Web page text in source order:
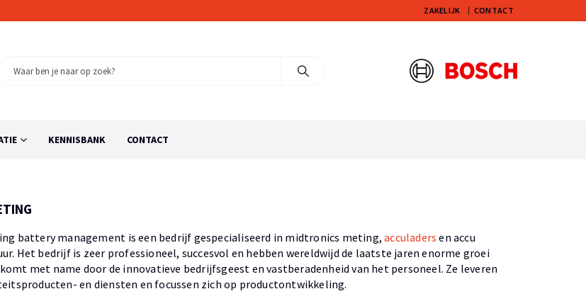
ZAKELIJK CONTACT
KENNISBANK CONTACT
battery management is een bedrijf gespecialiseerd in midtronics meting,acculaders en accu
Het bedrijf is zeer professioneel, succesvol en hebben wereldwijd de laatste jaren enorme groei
met name door de innovatieve bedrijfsgeest en vastberadenheid van het personeel. Ze leveren
en diensten en focussen zich op productontwikkeling.